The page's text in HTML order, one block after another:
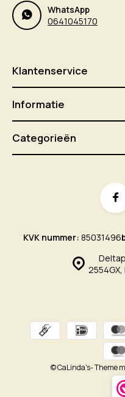
WhatsApp
0641045170
Klantenservice
Informatie
Categorieën
2554GX,
KVK nummer: 85031496
© CaLinda's- Theme